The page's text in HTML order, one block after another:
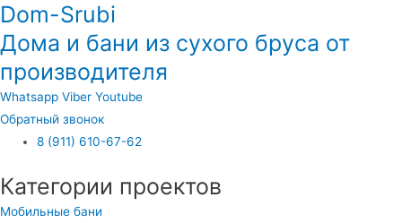
Dom-Srubi
Дома и бани из сухого бруса от
производителя
Whatsapp Viber Youtube
Обратный звонок
8 (911) 610-67-62
Категории проектов
Мобильные бани